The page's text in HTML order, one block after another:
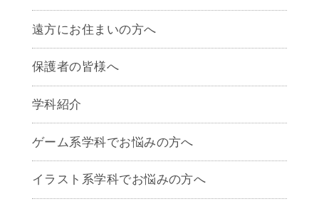
遠方にお住まいの方へ
保護者の皆様へ
学科紹介
ゲームクリエイター学科
CG学科
アニメーション学科
ゲーム系学科でお悩みの方へ
イラスト系学科でお悩みの方へ